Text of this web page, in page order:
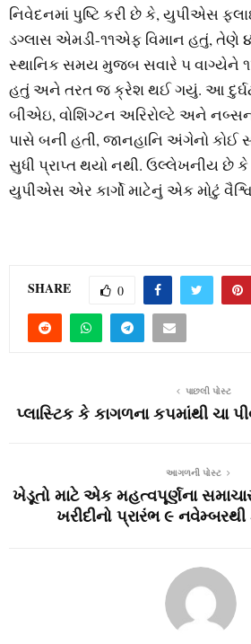
નિવેદનમાં પુષ્ટિ કરી છે કે, યુપીએસ
ડગ્લાસ એમડી-૧૧એફ વિમાન હતું, તેણે
સ્થાનિક સમય મુજબ સવારે ૫ વાગ્યેને
હતું અને તરત જ ક્રેશ થઈ ગયું. આ
બીએઇ, વોશિંગ્ટન અરિરોલ્ટે અને નબ્સન
પાસે બની હતી, જાનહાનિ અંગેનો કોઈ
સુધી પ્રાપ્ત થયો નથી. ઉલ્લેખનીય છે
યુપીએસ એર કાર્ગો માટેનું એક મોટું
SHARE 0
પાછલી પોસ્ટ
પ્લાસ્ટિક કે કાગળના કપમાંથી ચા
આગળની પોસ્ટ
ખેડૂતો માટે એક મહત્‍વપૂર્ણના
ખરીદીનો પ્રારંભ ૯